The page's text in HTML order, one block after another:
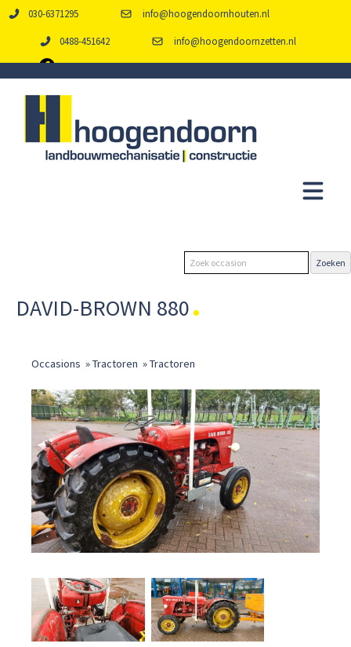
030-6371295 info@hoogendoornhouten.nl
0488-451642 info@hoogendoornzetten.nl
DAVID-BROWN 880
Occasions »Tractoren »Tractoren